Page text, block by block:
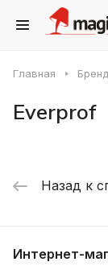
Главная
Everprof
Назад к
Интернет-